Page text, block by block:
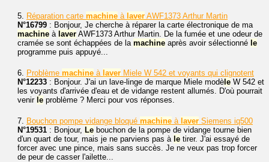
5. Réparation carte machine à laver AWF1373 Arthur Martin
N°16799 : Bonjour, Je cherche à réparer la carte électronique de ma
machine à laver AWF1373 Arthur Martin. De la fumée et une odeur de
cramée se sont échappées de la machine après avoir sélectionné le
programme puis appuyé...
6. Problème machine à laver Miele W 542 et voyants qui clignotent
N°12233 : Bonjour. J'ai un lave-linge de marque Miele modè le W 542 et
les voyants d'arrivée d'eau et de vidange restent allumés. D'où pourrait
venir le problème ? Merci pour vos réponses.
7. Bouchon pompe vidange bloqué machine à laver Siemens iq500
N°19531 : Bonjour, Le bouchon de la pompe de vidange tourne bien
d'un quart de tour, mais je ne parviens pas à le tirer. J'ai essayé de
forcer avec une pince, mais sans succès. Je ne veux pas trop forcer
de peur de casser l'ailette...